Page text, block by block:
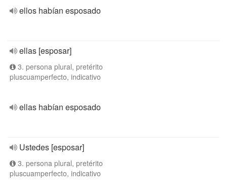
ellos habían esposado
ellas [esposar]
3. persona plural, pretérito
pluscuamperfecto, indicativo
ellas habían esposado
Ustedes [esposar]
3. persona plural, pretérito
pluscuamperfecto, indicativo